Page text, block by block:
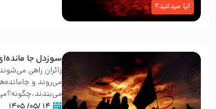
آیا میدانید؟
سوزدل جا
زائران راهی
می‌روند و
۱۴ /۰۵/ ۱۴۰۵